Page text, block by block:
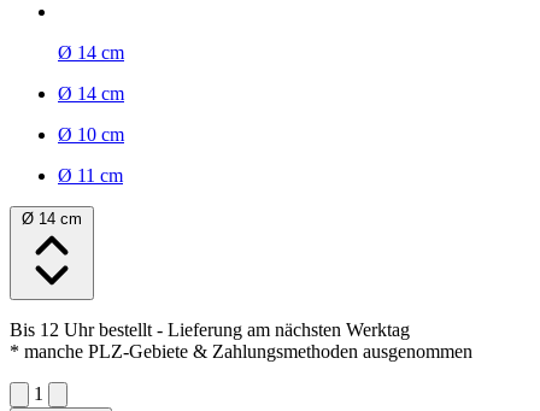
Ø 14 cm
Ø 14 cm
Ø 10 cm
Ø 11 cm
Ø 14 cm
Bis 12 Uhr bestellt- Lieferung am nächsten Werktag
* manche PLZ-Gebiete & Zahlungsmethoden ausgenommen
1